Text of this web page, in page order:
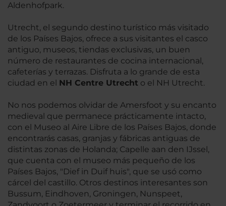
Aldenhofpark.
Utrecht, el segundo destino turístico más visitado
de los Países Bajos, ofrece a sus visitantes el casco
antiguo, museos, tiendas exclusivas, un buen
número de restaurantes de cocina internacional,
cafeterías y terrazas. Disfruta a lo grande de esta
ciudad en el NH Centre Utrecht o el NH Utrecht.
No nos podemos olvidar de Amersfoot y su encanto
medieval que permanece prácticamente intacto,
con el Museo al Aire Libre de los Países Bajos, donde
encontrarás casas, granjas y fábricas antiguas de
distintas zonas de Holanda; Capelle aan den IJssel,
que cuenta con el museo más pequeño de los
Países Bajos, "Dief in Duif huis", que se usó como
cárcel del castillo. Otros destinos interesantes son
Bussum, Eindhoven, Groningen, Nunspeet,